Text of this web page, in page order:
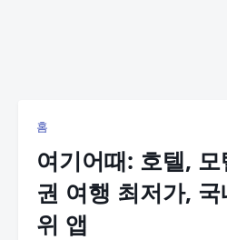
홈
여기어때: 호텔,
권 여행 최저가,
위 앱